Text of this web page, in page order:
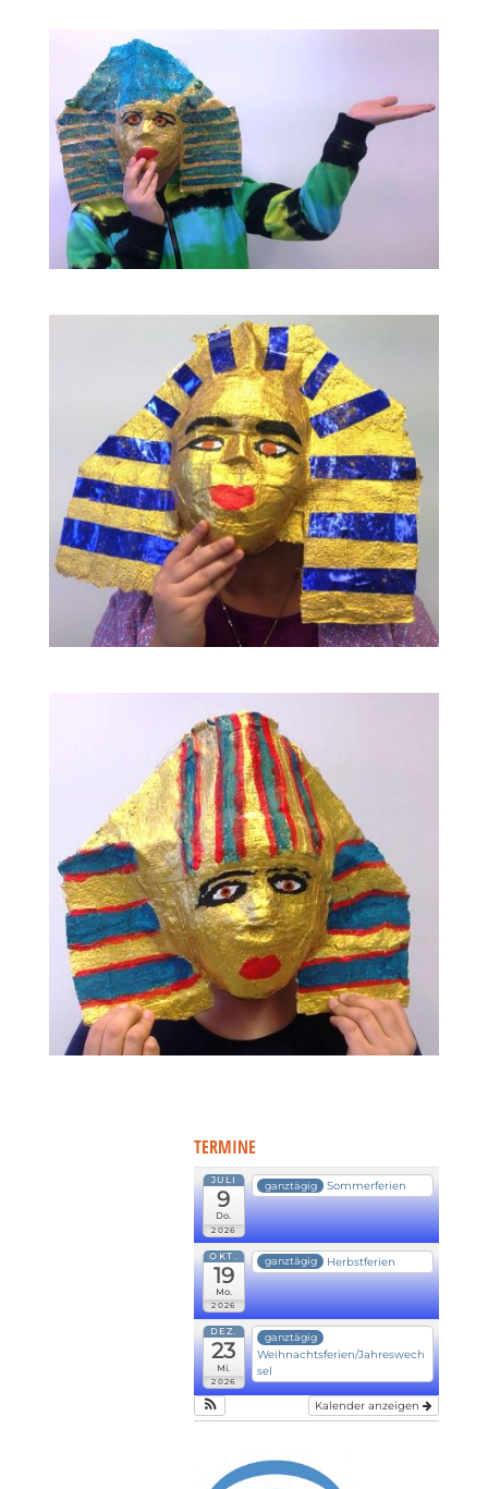
TERMINE
JULI
9
Do.
2026
ganztägig Sommerferien
OKT.
19
Mo.
2026
ganztägig Herbstferien
DEZ.
23
Mi.
2026
ganztägig
Weihnachtsferien/Jahreswech
sel
Kalender anzeigen